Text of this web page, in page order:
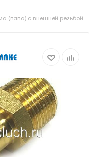
(папа) с внешней резьбой